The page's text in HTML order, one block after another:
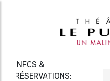
INFOS &
RÉSERVATIONS: